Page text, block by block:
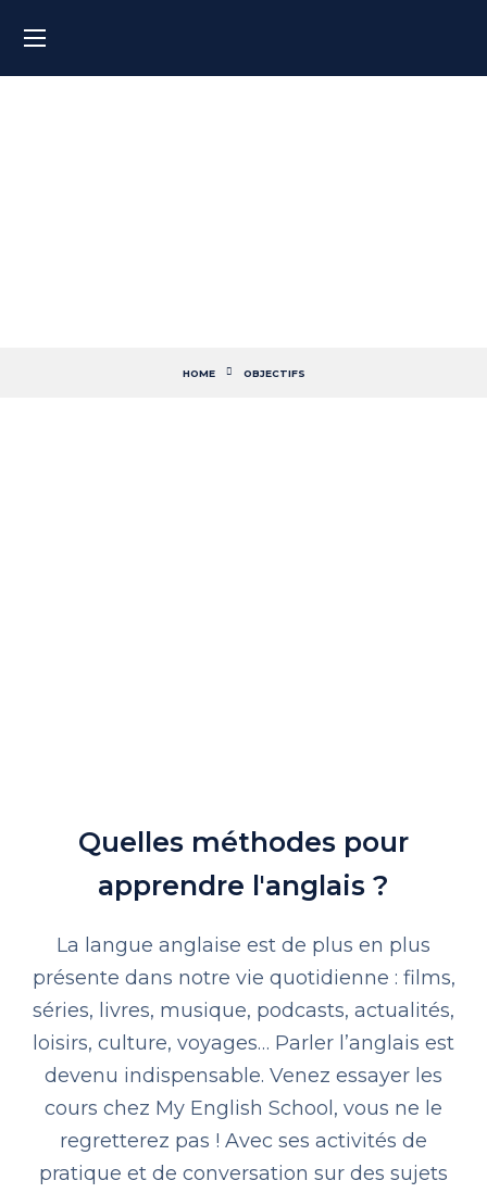
HOME OBJECTIFS
Quelles méthodes pour
apprendre l'anglais ?
La langue anglaise est de plus en plus
présente dans notre vie quotidienne : films,
séries, livres, musique, podcasts, actualités,
loisirs, culture, voyages… Parler l’anglais est
devenu indispensable. Venez essayer les
cours chez My English School, vous ne le
regretterez pas ! Avec ses activités de
pratique et de conversation sur des sujets